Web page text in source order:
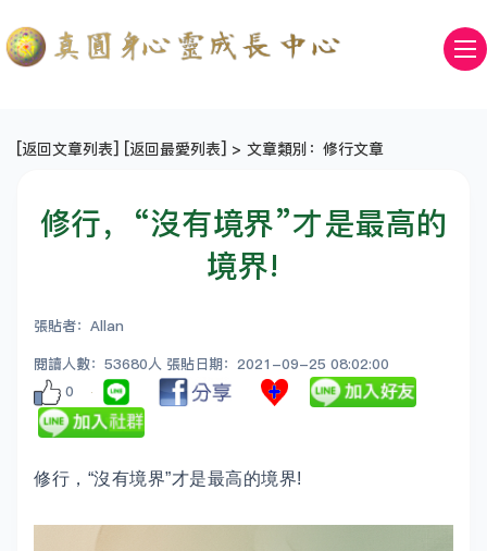
[返回文章列表] [返回最愛列表] > 文章類別：修行文章
修行，“沒有境界”才是最高的
境界!
張貼者：Allan
閱讀人數：53680人 張貼日期：2021-09-25 08:02:00
0
修行，“沒有境界”才是最高的境界!